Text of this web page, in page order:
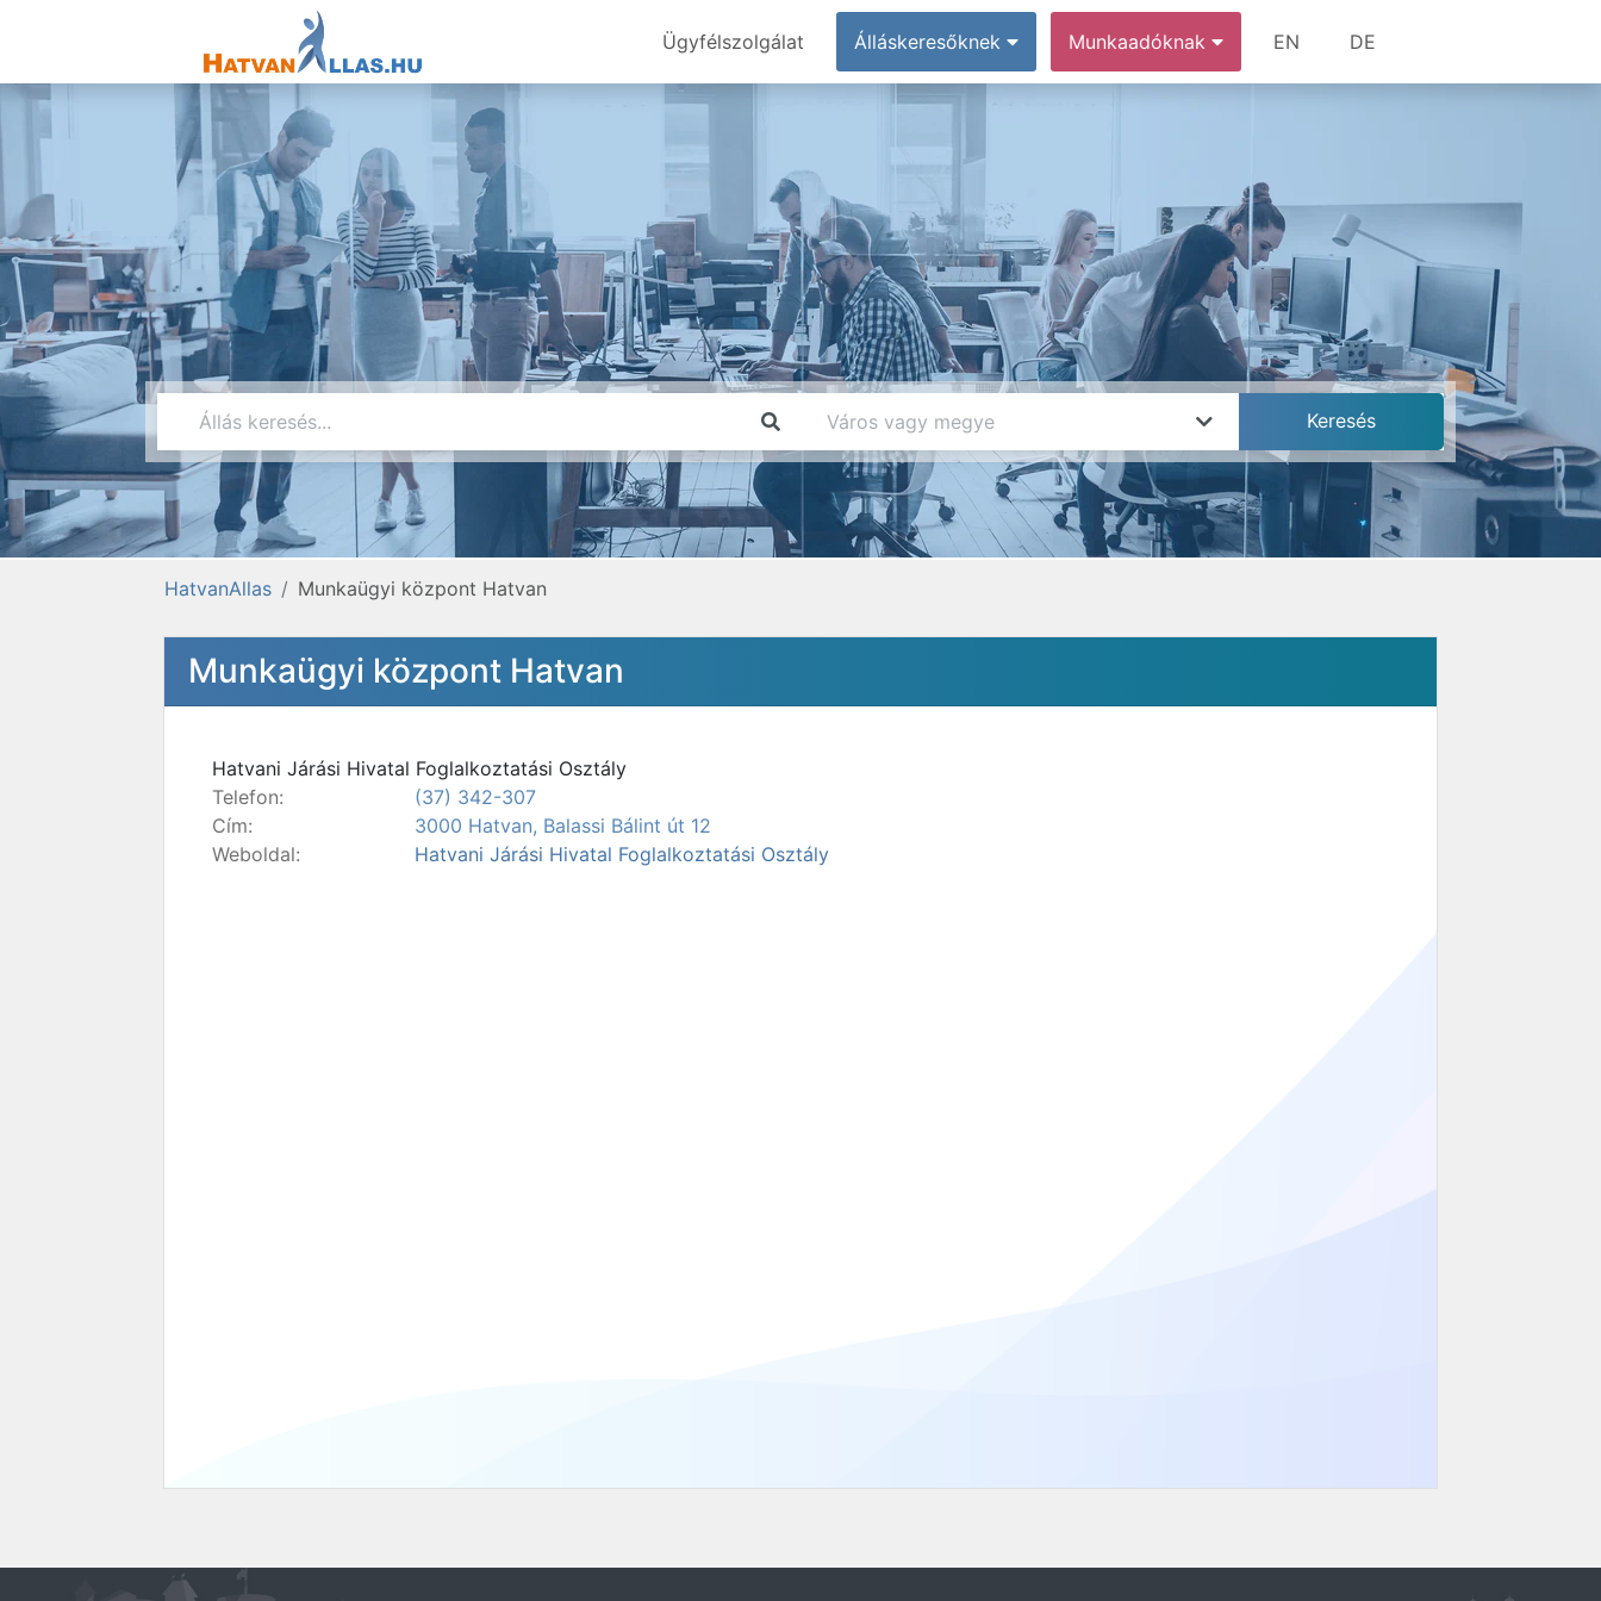
Ügyfélszolgálat Álláskeresőknek Munkaadóknak EN DE
HatvanAllas Munkaügyi központ Hatvan
Munkaügyi központ Hatvan
Hatvani Járási Hivatal Foglalkoztatási Osztály
Telefon:
(37) 342-307
Cím:
3000 Hatvan, Balassi Bálint út 12
Weboldal:
Hatvani Járási Hivatal Foglalkoztatási Osztály